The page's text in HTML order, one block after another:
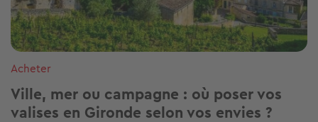
Acheter
Ville, mer ou campagne : où poser vos
valises en Gironde selon vos envies ?